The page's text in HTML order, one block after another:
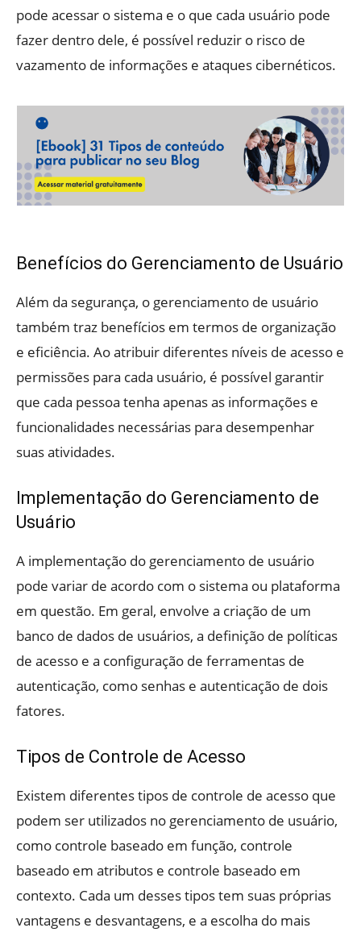
pode acessar o sistema e o que cada usuário pode
fazer dentro dele, é possível reduzir o risco de
vazamento de informações e ataques cibernéticos.
Benefícios do Gerenciamento de Usuário
Além da segurança, o gerenciamento de usuário
também traz benefícios em termos de organização
e eficiência. Ao atribuir diferentes níveis de acesso e
permissões para cada usuário, é possível garantir
que cada pessoa tenha apenas as informações e
funcionalidades necessárias para desempenhar
suas atividades.
Implementação do Gerenciamento de
Usuário
A implementação do gerenciamento de usuário
pode variar de acordo com o sistema ou plataforma
em questão. Em geral, envolve a criação de um
banco de dados de usuários, a definição de políticas
de acesso e a configuração de ferramentas de
autenticação, como senhas e autenticação de dois
fatores.
Tipos de Controle de Acesso
Existem diferentes tipos de controle de acesso que
podem ser utilizados no gerenciamento de usuário,
como controle baseado em função, controle
baseado em atributos e controle baseado em
contexto. Cada um desses tipos tem suas próprias
vantagens e desvantagens, e a escolha do mais